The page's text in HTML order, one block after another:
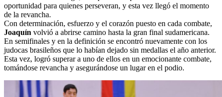
oportunidad para quienes perseveran, y esta vez llegó el momento
de la revancha.
Con determinación, esfuerzo y el corazón puesto en cada combate,
Joaquín volvió a abrirse camino hasta la gran final sudamericana.
En semifinales y en la definición se encontró nuevamente con los
judocas brasileños que lo habían dejado sin medallas el año anterior.
Esta vez, logró superar a uno de ellos en un emocionante combate,
tomándose revancha y asegurándose un lugar en el podio.